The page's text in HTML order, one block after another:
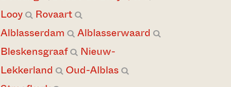
Looy
Rovaart
Alblasserdam
Alblasserwaard
Bleskensgraaf
Nieuw-
Lekkerland
Oud-Alblas